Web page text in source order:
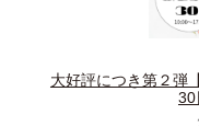
大好評につき第２弾
30